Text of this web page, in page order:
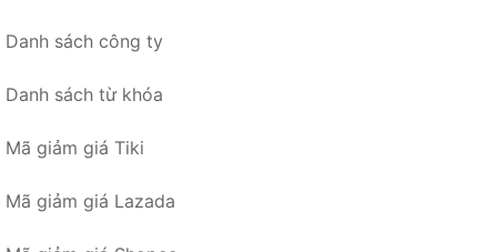
Danh sách công ty
Danh sách từ khóa
Mã giảm giá Tiki
Mã giảm giá Lazada